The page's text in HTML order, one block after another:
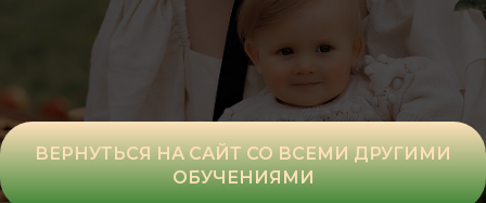
ВЕРНУТЬСЯ НА САЙТ СО ВСЕМИ ДРУГИМИ
ОБУЧЕНИЯМИ